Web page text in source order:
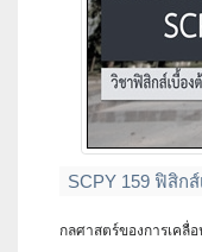
SCPY 159 ฟิสิก
กลศาสตร์ของการเคลื่